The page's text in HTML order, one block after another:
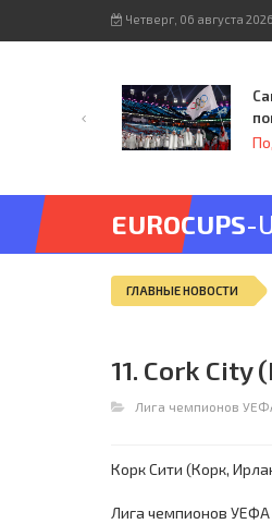
Четверг, 06 августа 2026
EUROCUPS-
ГЛАВНЫЕ НОВОСТИ
11. Cork City
Лига чемпионов
Корк Сити (Корк,
Лига чемпионов